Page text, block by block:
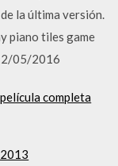
la última versión.
piano tiles game
05/2016
completa